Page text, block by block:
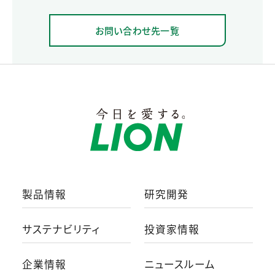
お問い合わせ先一覧
製品情報 研究開発
サステナビリティ 投資家情報
企業情報 ニュースルーム